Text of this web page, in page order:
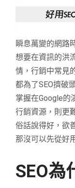
瞬息萬變的網路
想要在資訊的洪
情，行銷中常見
都為了SEO擠破
掌握在Google的
行銷資源，則更
俗話說得好，欲
那沒可以先從好
SEO為